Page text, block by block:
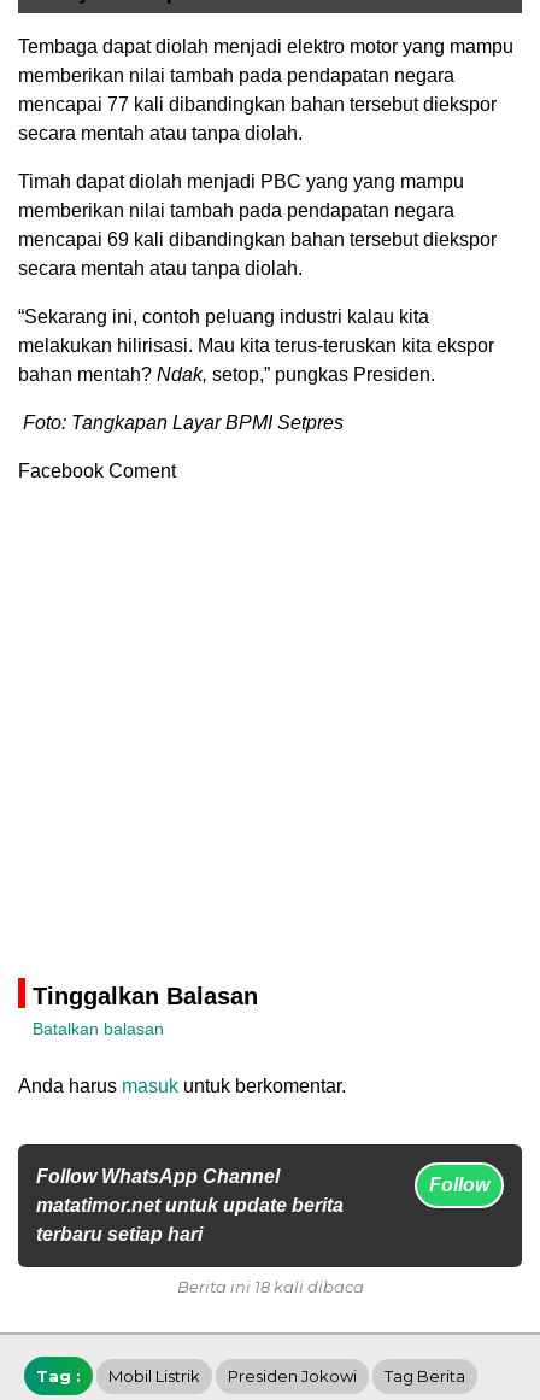
Tembaga dapat diolah menjadi elektro motor yang mampu
memberikan nilai tambah pada pendapatan negara
mencapai 77 kali dibandingkan bahan tersebut diekspor
secara mentah atau tanpa diolah.
Timah dapat diolah menjadi PBC yang yang mampu
memberikan nilai tambah pada pendapatan negara
mencapai 69 kali dibandingkan bahan tersebut diekspor
secara mentah atau tanpa diolah.
“Sekarang ini, contoh peluang industri kalau kita
melakukan hilirisasi. Mau kita terus-teruskan kita ekspor
bahan mentah? Ndak, setop,” pungkas Presiden.
Foto: Tangkapan Layar BPMI Setpres
Facebook Coment
Tinggalkan Balasan
Batalkan balasan
Anda harus masuk untuk berkomentar.
Follow WhatsApp Channel
matatimor.net untuk update berita
terbaru setiap hari
Follow
Berita ini 18 kali dibaca
Tag : Mobil Listrik Presiden Jokowi Tag Berita